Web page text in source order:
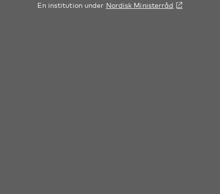
En institution under Nordisk Ministerråd